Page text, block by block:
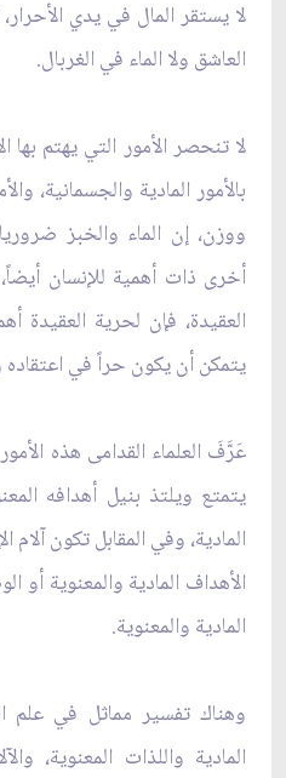
لا يستقر المال في يدي
العاشق ولا الماء في الغربال.
لا تنحصر الأمور التي يهتم بها
بالأمور المادية والجسمانية،
ووزن، إن الماء والخبز
أخرى ذات أهمية للإنسان
العقيدة، فإن لحرية العقيدة
يتمكن أن يكون حراً في
عَرَّفَ العلماء القدامى هذه
يتمتع ويلتذ بنيل أهدافه
المادية، وفي المقابل تكون
الأهداف المادية والمعنوية
المادية والمعنوية.
وهناك تفسير مماثل في علم
المادية واللذات المعنوية،